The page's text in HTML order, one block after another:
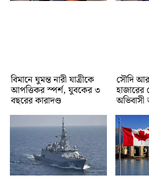
বিমানে ঘুমন্ত নারী যাত্রীকে
আপত্তিকর স্পর্শ, যুবকের ৩
বছরের কারাদণ্ড
সৌদি
হাজারের